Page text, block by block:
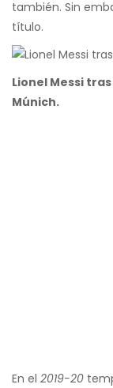
también. Sin
título.
Lionel Messi
Múnich.
En el 2019-20